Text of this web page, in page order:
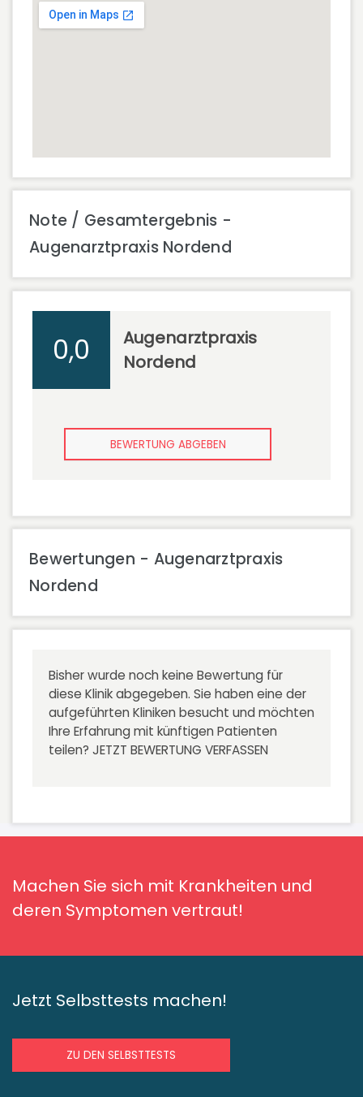
Note / Gesamtergebnis -
Augenarztpraxis Nordend
0,0
Augenarztpraxis
Nordend
BEWERTUNG ABGEBEN
Bewertungen - Augenarztpraxis
Nordend
Bisher wurde noch keine Bewertung für
diese Klinik abgegeben. Sie haben eine der
aufgeführten Kliniken besucht und möchten
Ihre Erfahrung mit künftigen Patienten
teilen? JETZT BEWERTUNG VERFASSEN
Machen Sie sich mit Krankheiten und
deren Symptomen vertraut!
Jetzt Selbsttests machen!
ZU DEN SELBSTTESTS